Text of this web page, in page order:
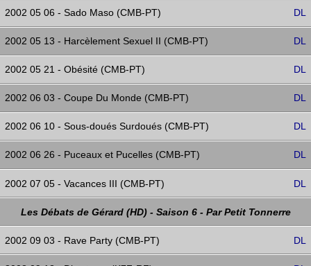
2002 05 06 - Sado Maso (CMB-PT) DL
2002 05 13 - Harcèlement Sexuel II (CMB-PT) DL
2002 05 21 - Obésité (CMB-PT) DL
2002 06 03 - Coupe Du Monde (CMB-PT) DL
2002 06 10 - Sous-doués Surdoués (CMB-PT) DL
2002 06 26 - Puceaux et Pucelles (CMB-PT) DL
2002 07 05 - Vacances III (CMB-PT) DL
Les Débats de Gérard (HD) - Saison 6 - Par Petit Tonnerre
2002 09 03 - Rave Party (CMB-PT) DL